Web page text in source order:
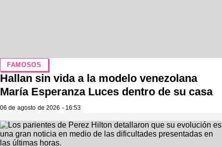
FAMOSOS
Hallan sin vida a la modelo venezolana
María Esperanza Luces dentro de su casa
06 de agosto de 2026 - 16:53